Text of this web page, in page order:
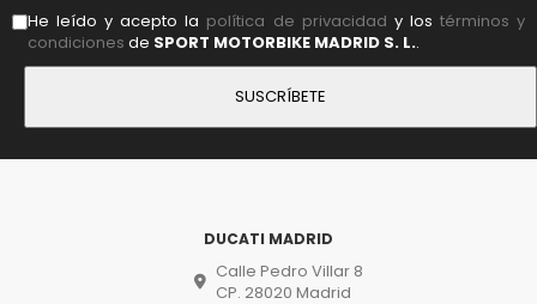
He leído y acepto la política de privacidad y lostérminos y
condiciones de SPORT MOTORBIKE MADRID S. L..
DUCATI MADRID
Calle Pedro Villar 8
CP. 28020 Madrid